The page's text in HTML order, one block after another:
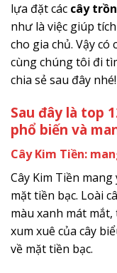
lựa đặt các cây
như là việc giúp
cho gia chủ. Vậy có
cùng chúng tôi đi
chia sẻ sau đây nhé!
Sau đây là top
phổ biến và
Cây Kim Tiền:
Cây Kim Tiền
mặt tiền bạc. Loài
màu xanh mát mắt,
xum xuê của cây
về mặt tiền bạc.